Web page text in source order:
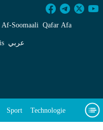
mondiale
Af‑Soomaali Qafar Afa
عربي
Sport Technologie